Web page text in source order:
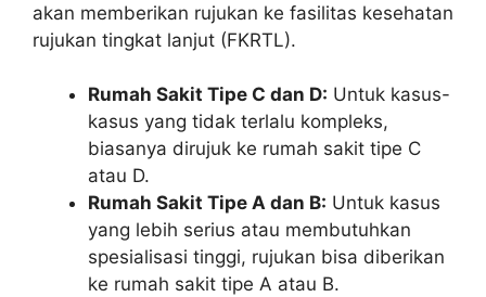
akan memberikan rujukan ke fasilitas kesehatan
rujukan tingkat lanjut (FKRTL).
Rumah Sakit Tipe C dan D: Untuk kasus-
kasus yang tidak terlalu kompleks,
biasanya dirujuk ke rumah sakit tipe C
atau D.
Rumah Sakit Tipe A dan B: Untuk kasus
yang lebih serius atau membutuhkan
spesialisasi tinggi, rujukan bisa diberikan
ke rumah sakit tipe A atau B.